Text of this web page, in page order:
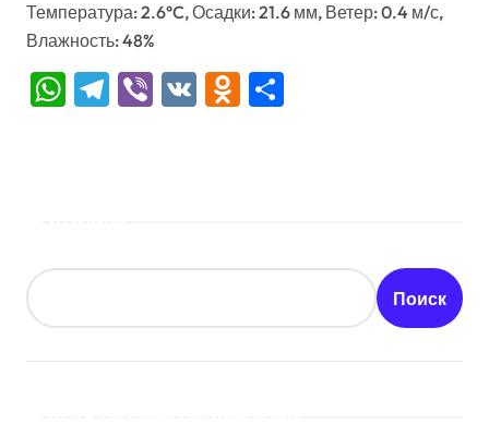
Температура: 2.6°C, Осадки: 21.6 мм, Ветер: 0.4 м/с,
Влажность: 48%
WhatsApp
Telegram
Viber
VK Odnoklassniki
Поиск